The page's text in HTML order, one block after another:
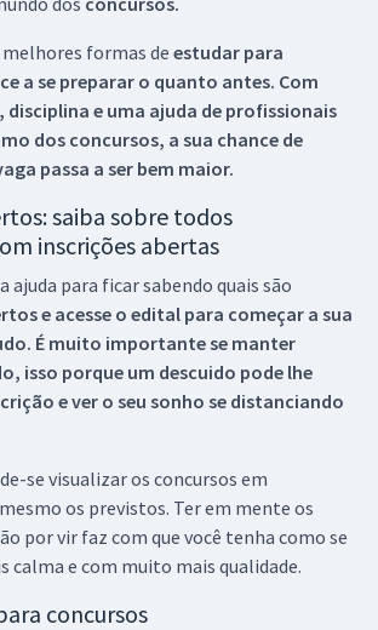
melhores formas de estudar para
a se preparar o quanto antes. Com
e uma ajuda de profissionais
dos concursos, a sua chance de
passa a ser bem maior.
saiba sobre todos
inscrições abertas
ajuda para ficar sabendo quais são
e acesse o edital para começar a sua
É muito importante se manter
isso porque um descuido pode lhe
e ver o seu sonho se distanciando
se visualizar os concursos em
os previstos. Ter em mente os
por vir faz com que você tenha como se
calma e com muito mais qualidade.
concursos